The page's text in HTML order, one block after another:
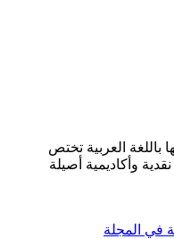
باللغة العربية تختص
وأكاديمية أصيلة
في المجلة